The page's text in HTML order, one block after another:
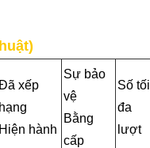
xếp
hạng
Hiện hành
Sự bảo
vệ
Bằng
cấp
Số tối
đa
lượt